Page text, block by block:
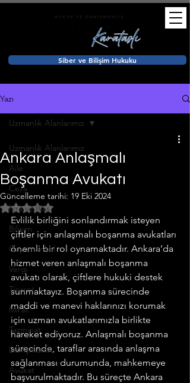
Siber ve Bilişim Hukuku
Yazı
Uzmanlık Alanlarımız
Aile
Ceza
İcra ve İflas
Bilişim
Gayrimenkul
Vergi
Ticaret
Miras
Tazminat
Danışmanlık
Avukat
Uzmanlık Alanlarımız
Ankara Anlaşmalı
Boşanma Avukatı
Güncelleme tarihi: 19 Eki 2024
5 üzerinden NaN yıldız
Evlilik birliğini sonlandırmak isteyen
çiftler için anlaşmalı boşanma avukatları
önemli bir rol oynamaktadır. Ankara’da
hizmet veren anlaşmalı boşanma
avukatı olarak, çiftlere hukuki destek
sunmaktayız. Boşanma sürecinde
maddi ve manevi haklarınızı korumak
için uzman avukatlarımızla birlikte
hareket ediyoruz. Anlaşmalı boşanma
sürecinde, taraflar arasında anlaşma
sağlanması durumunda, mahkemeye
başvurulmaktadır. Bu süreçte Ankara